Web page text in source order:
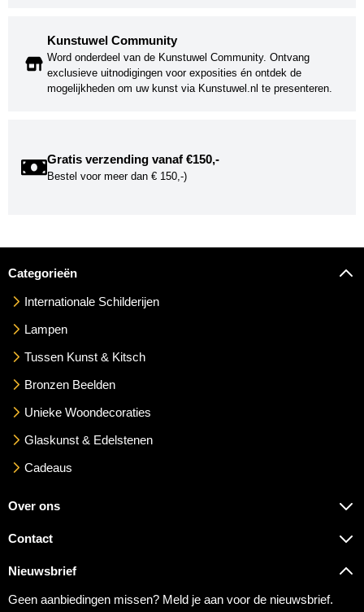
Kunstuwel Community
Word onderdeel van de Kunstuwel Community. Ontvang
exclusieve uitnodigingen voor exposities én ontdek de
mogelijkheden om uw kunst via Kunstuwel.nl te presenteren.
Gratis verzending vanaf €150,-
Bestel voor meer dan € 150,-)
Categorieën
Internationale Schilderijen
Lampen
Tussen Kunst & Kitsch
Bronzen Beelden
Unieke Woondecoraties
Glaskunst & Edelstenen
Cadeaus
Over ons
Contact
Nieuwsbrief
Geen aanbiedingen missen? Meld je aan voor de nieuwsbrief.